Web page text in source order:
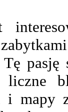
liczne
i mapy